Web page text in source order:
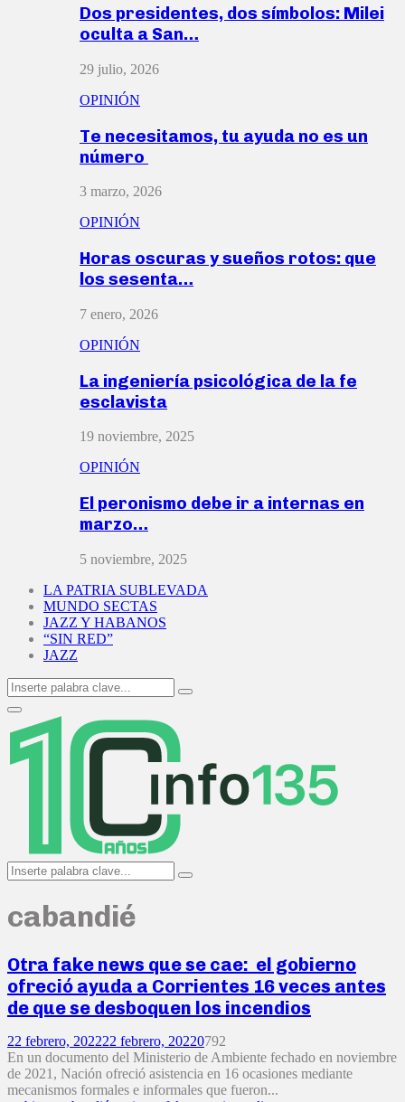
Dos presidentes, dos símbolos: Milei
oculta a San…
29 julio, 2026
OPINIÓN
Te necesitamos, tu ayuda no es un
número
3 marzo, 2026
OPINIÓN
Horas oscuras y sueños rotos: que
los sesenta…
7 enero, 2026
OPINIÓN
La ingeniería psicológica de la fe
esclavista
19 noviembre, 2025
OPINIÓN
El peronismo debe ir a internas en
marzo…
5 noviembre, 2025
LA PATRIA SUBLEVADA
MUNDO SECTAS
JAZZ Y HABANOS
“SIN RED”
JAZZ
Search
for:
Search
Primary
Menu
Search
for:
Search
cabandié
Otra fake news que se cae: el gobierno
ofreció ayuda a Corrientes 16 veces antes
de que se desboquen los incendios
22 febrero, 202222 febrero, 20220792
En un documento del Ministerio de Ambiente fechado en noviembre
de 2021, Nación ofreció asistencia en 16 ocasiones mediante
mecanismos formales e informales que fueron...